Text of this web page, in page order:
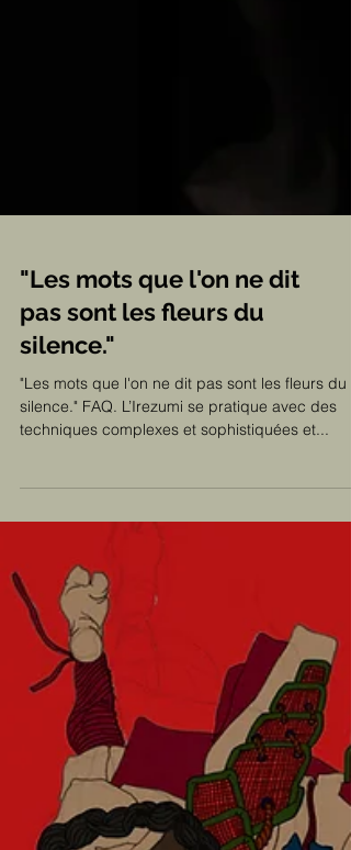
"Les mots que l'on ne dit
pas sont les fleurs du
silence."
"Les mots que l'on ne dit pas sont les fleurs du